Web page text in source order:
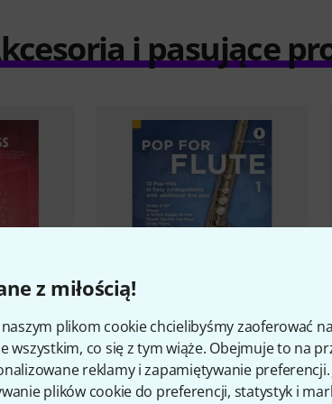
z miłością!
naszym plikom cookie chcielibyśmy zaoferować
wszystkim, co się z tym wiąże. Obejmuje to na
reklamy i zapamiętywanie
plików cookie do preferencji, statystyk i
i pasujące
For
2
SchottPop For Flute 1
88 zł